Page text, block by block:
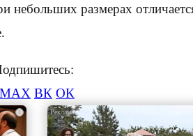
небольших размерах
MAX ВК ОК
i